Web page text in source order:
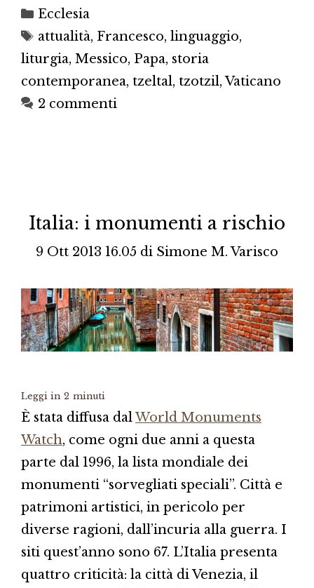
Categorie
Ecclesia
Tag
attualità, Francesco, linguaggio,
liturgia, Messico, Papa, storia
contemporanea, tzeltal, tzotzil,Vaticano
2 commenti
Italia: i monumenti a rischio
9 Ott 2013 16.05 di Simone M. Varisco
Leggi in 2 minuti
È stata diffusa dalWorld Monuments
Watch, come ogni due anni a questa
parte dal 1996, la lista mondiale dei
monumenti “sorvegliati speciali”. Città e
patrimoni artistici, in pericolo per
diverse ragioni, dall’incuria alla guerra. I
siti quest’anno sono 67. L’Italia presenta
quattro criticità: la città di Venezia, il